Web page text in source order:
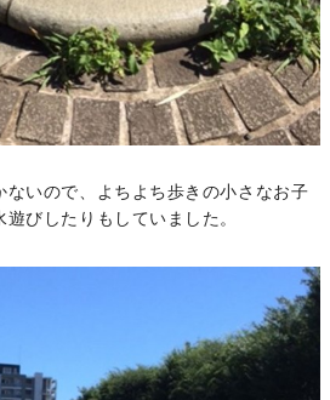
ないので、よちよち歩きの小さなお子
びしたりもしていました。